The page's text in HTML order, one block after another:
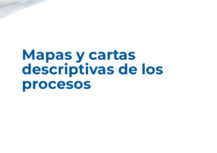
Mapas y cartas
descriptivas de los
procesos